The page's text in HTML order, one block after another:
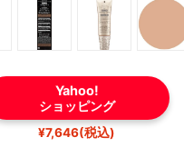
Yahoo!
ショッピング
¥7,646(税込)